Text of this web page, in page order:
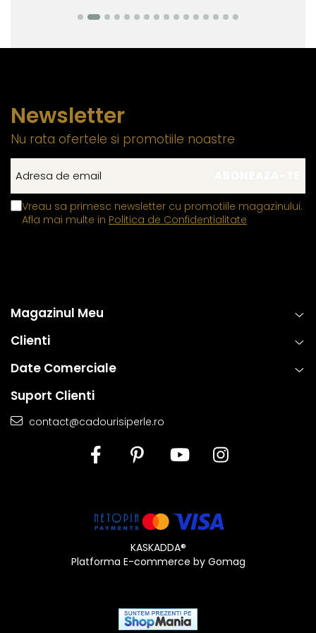
Newsletter
Nu rata ofertele si promotiile noastre
Vreau sa primesc newsletter cu promotiile magazinului.
Afla mai multe in Politica de Confidentialitate
Magazinul Meu
Clienti
Date Comerciale
Suport Clienti
contact@cadourisiperle.ro
KASKADDA®
Platforma E-commerce by Gomag